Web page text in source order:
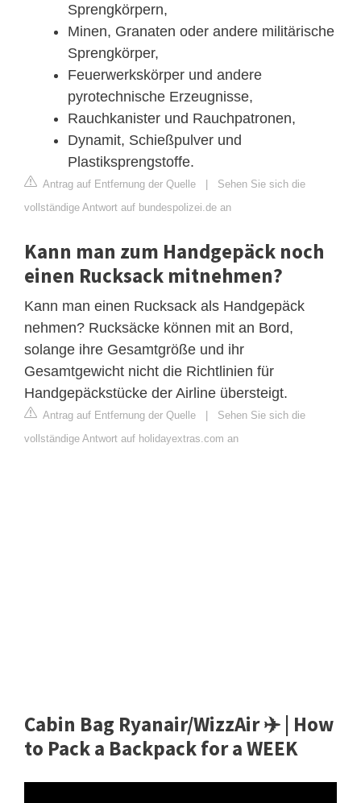
Sprengkörpern,
Minen, Granaten oder andere militärische
Sprengkörper,
Feuerwerkskörper und andere
pyrotechnische Erzeugnisse,
Rauchkanister und Rauchpatronen,
Dynamit, Schießpulver und
Plastiksprengstoffe.
Antrag auf Entfernung der Quelle
Sehen Sie sich die
vollständige Antwort auf bundespolizei.de an
Kann man zum Handgepäck noch
einen Rucksack mitnehmen?
Kann man einen Rucksack als Handgepäck
nehmen? Rucksäcke können mit an Bord,
solange ihre Gesamtgröße und ihr
Gesamtgewicht nicht die Richtlinien für
Handgepäckstücke der Airline übersteigt.
Antrag auf Entfernung der Quelle
Sehen Sie sich die
vollständige Antwort auf holidayextras.com an
Cabin Bag Ryanair/WizzAir ✈️ | How
to Pack a Backpack for a WEEK